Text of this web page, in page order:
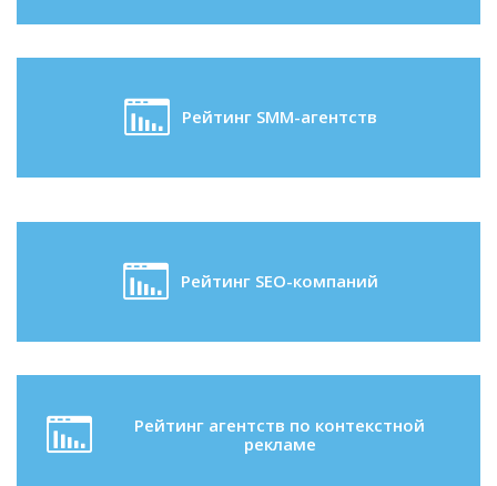
Рейтинг SMM-агентств
Рейтинг SEO-компаний
Рейтинг агентств по контекстной
рекламе